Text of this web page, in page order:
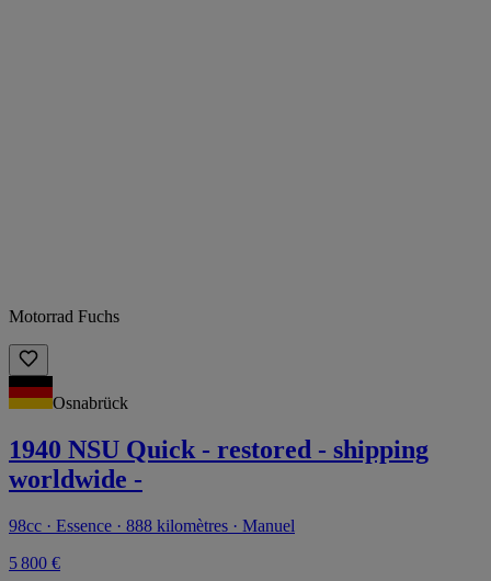
Motorrad Fuchs
Osnabrück
1940 NSU Quick - restored - shipping
worldwide -
98cc · Essence · 888 kilomètres · Manuel
5 800 €